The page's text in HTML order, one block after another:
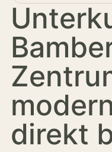
direkt